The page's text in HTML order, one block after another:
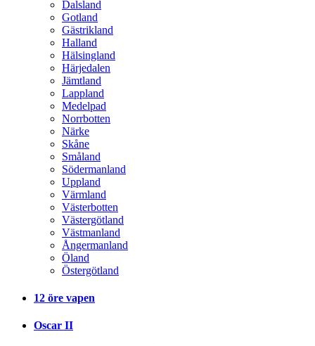
Dalsland
Gotland
Gästrikland
Halland
Hälsingland
Härjedalen
Jämtland
Lappland
Medelpad
Norrbotten
Närke
Skåne
Småland
Södermanland
Uppland
Värmland
Västerbotten
Västergötland
Västmanland
Ångermanland
Öland
Östergötland
12 öre vapen
Oscar II